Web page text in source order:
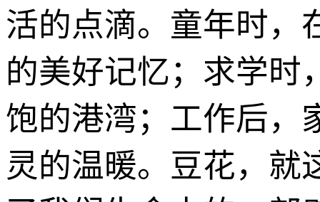
活的点滴。童年时，
的美好记忆；求学时
饱的港湾；工作后，
灵的温暖。豆花，就